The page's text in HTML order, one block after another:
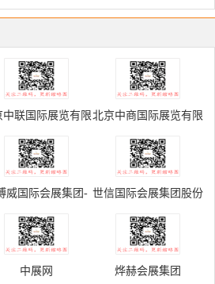
中联国际展览有限
公司
北京中商国际展览有限
公司
威国际会展集团-
世博威国际展览有
世信国际会展集团股份
有限公司
中展网 烨赫会展集团